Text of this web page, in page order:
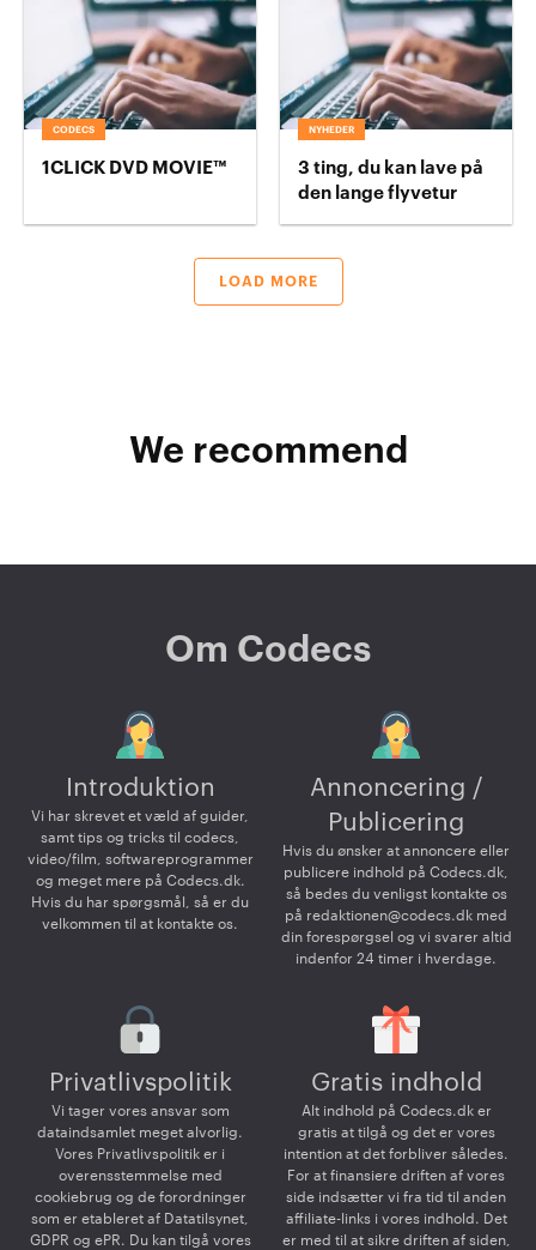
CODECS
1CLICK DVD MOVIE™
NYHEDER
3 ting, du kan lave på
den lange flyvetur
LOAD MORE
We recommend
Om Codecs
Introduktion
Vi har skrevet et væld af guider,
samt tips og tricks til codecs,
video/film, softwareprogrammer
og meget mere på Codecs.dk.
Hvis du har spørgsmål, så er du
velkommen til at kontakte os.
Annoncering /
Publicering
Hvis du ønsker at annoncere eller
publicere indhold på Codecs.dk,
så bedes du venligst kontakte os
på redaktionen@codecs.dk med
din forespørgsel og vi svarer altid
indenfor 24 timer i hverdage.
Privatlivspolitik
Vi tager vores ansvar som
dataindsamlet meget alvorlig.
Vores Privatlivspolitik er i
overensstemmelse med
cookiebrug og de forordninger
som er etableret af Datatilsynet,
GDPR og ePR. Du kan tilgå vores
Gratis indhold
Alt indhold på Codecs.dk er
gratis at tilgå og det er vores
intention at det forbliver således.
For at finansiere driften af vores
side indsætter vi fra tid til anden
affiliate-links i vores indhold. Det
er med til at sikre driften af siden,